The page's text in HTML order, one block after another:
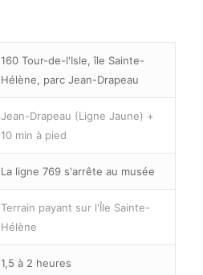
160 Tour-de-l'Isle, île Sainte-
Hélène, parc Jean-Drapeau
Jean-Drapeau (Ligne Jaune) +
10 min à pied
La ligne 769 s'arrête au musée
Terrain payant sur l'Île Sainte-
Hélène
1,5 à 2 heures